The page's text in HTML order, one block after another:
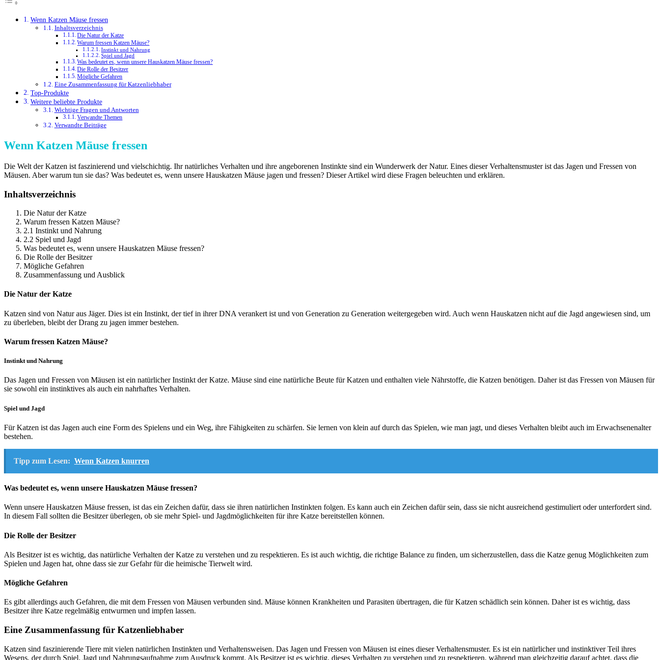
Wenn Katzen Mäuse fressen
Inhaltsverzeichnis
Die Natur der Katze
Warum fressen Katzen Mäuse?
Instinkt und Nahrung
Spiel und Jagd
Was bedeutet es, wenn unsere Hauskatzen Mäuse fressen?
Die Rolle der Besitzer
Mögliche Gefahren
Eine Zusammenfassung für Katzenliebhaber
Top-Produkte
Weitere beliebte Produkte
Wichtige Fragen und Antworten
Verwandte Themen
Verwandte Beiträge
Wenn Katzen Mäuse fressen
Die Welt der Katzen ist faszinierend und vielschichtig. Ihr natürliches Verhalten und ihre angeborenen Instinkte sind ein Wunderwerk der Natur. Eines dieser Verhaltensmuster ist das Jagen und Fressen von
Mäusen. Aber warum tun sie das? Was bedeutet es, wenn unsere Hauskatzen Mäuse jagen und fressen? Dieser Artikel wird diese Fragen beleuchten und erklären.
Inhaltsverzeichnis
Die Natur der Katze
Warum fressen Katzen Mäuse?
2.1 Instinkt und Nahrung
2.2 Spiel und Jagd
Was bedeutet es, wenn unsere Hauskatzen Mäuse fressen?
Die Rolle der Besitzer
Mögliche Gefahren
Zusammenfassung und Ausblick
Die Natur der Katze
Katzen sind von Natur aus Jäger. Dies ist ein Instinkt, der tief in ihrer DNA verankert ist und von Generation zu Generation weitergegeben wird. Auch wenn Hauskatzen nicht auf die Jagd angewiesen sind, um
zu überleben, bleibt der Drang zu jagen immer bestehen.
Warum fressen Katzen Mäuse?
Instinkt und Nahrung
Das Jagen und Fressen von Mäusen ist ein natürlicher Instinkt der Katze. Mäuse sind eine natürliche Beute für Katzen und enthalten viele Nährstoffe, die Katzen benötigen. Daher ist das Fressen von Mäusen für
sie sowohl ein instinktives als auch ein nahrhaftes Verhalten.
Spiel und Jagd
Für Katzen ist das Jagen auch eine Form des Spielens und ein Weg, ihre Fähigkeiten zu schärfen. Sie lernen von klein auf durch das Spielen, wie man jagt, und dieses Verhalten bleibt auch im Erwachsenenalter
bestehen.
Tipp zum Lesen: Wenn Katzen knurren
Was bedeutet es, wenn unsere Hauskatzen Mäuse fressen?
Wenn unsere Hauskatzen Mäuse fressen, ist das ein Zeichen dafür, dass sie ihren natürlichen Instinkten folgen. Es kann auch ein Zeichen dafür sein, dass sie nicht ausreichend gestimuliert oder unterfordert sind.
In diesem Fall sollten die Besitzer überlegen, ob sie mehr Spiel- und Jagdmöglichkeiten für ihre Katze bereitstellen können.
Die Rolle der Besitzer
Als Besitzer ist es wichtig, das natürliche Verhalten der Katze zu verstehen und zu respektieren. Es ist auch wichtig, die richtige Balance zu finden, um sicherzustellen, dass die Katze genug Möglichkeiten zum
Spielen und Jagen hat, ohne dass sie zur Gefahr für die heimische Tierwelt wird.
Mögliche Gefahren
Es gibt allerdings auch Gefahren, die mit dem Fressen von Mäusen verbunden sind. Mäuse können Krankheiten und Parasiten übertragen, die für Katzen schädlich sein können. Daher ist es wichtig, dass
Besitzer ihre Katze regelmäßig entwurmen und impfen lassen.
Eine Zusammenfassung für Katzenliebhaber
Katzen sind faszinierende Tiere mit vielen natürlichen Instinkten und Verhaltensweisen. Das Jagen und Fressen von Mäusen ist eines dieser Verhaltensmuster. Es ist ein natürlicher und instinktiver Teil ihres
Wesens, der durch Spiel, Jagd und Nahrungsaufnahme zum Ausdruck kommt. Als Besitzer ist es wichtig, dieses Verhalten zu verstehen und zu respektieren, während man gleichzeitig darauf achtet, dass die